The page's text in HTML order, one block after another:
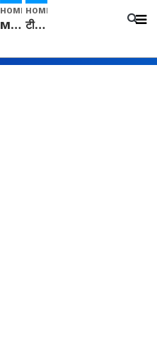
HOME
Mangalsutra: हिंदू धर्म में शादी के बाद मंगलसूत्र क्यों पहनती है महिलाएं, किसने शुरु की ये परंपरा
HOME
टीम बीकेई ने एग्रीकल्चर ग्रेड की यूरिया खाद गट्टों में बदलकर टेक्निकल ग्रेड में बेचने वालों पर करवाई कार्रवाई: लखविंदर सिंह औलख